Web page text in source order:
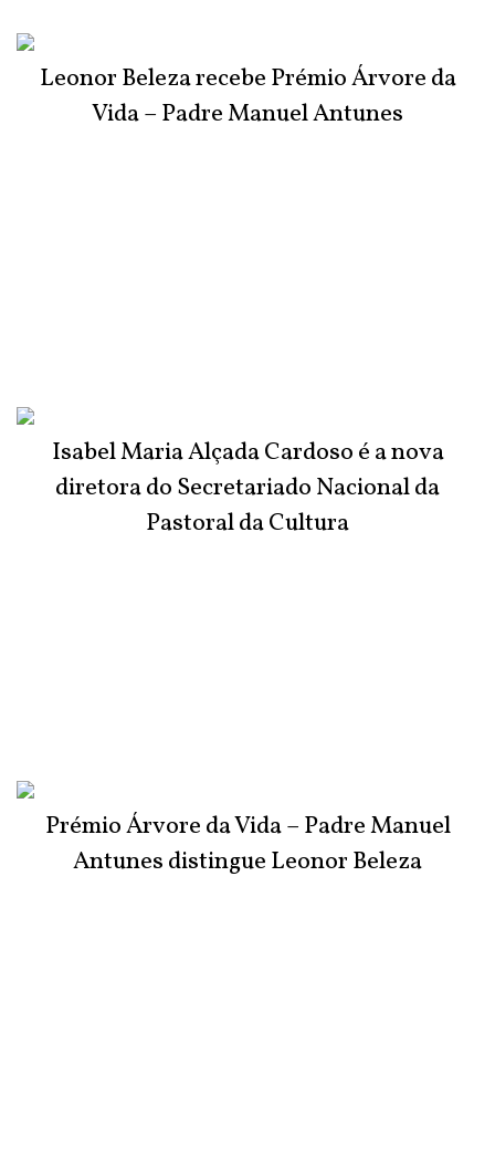
Leonor Beleza recebe Prémio Árvore da
Vida – Padre Manuel Antunes
Isabel Maria Alçada Cardoso é a nova
diretora do Secretariado Nacional da
Pastoral da Cultura
Prémio Árvore da Vida – Padre Manuel
Antunes distingue Leonor Beleza